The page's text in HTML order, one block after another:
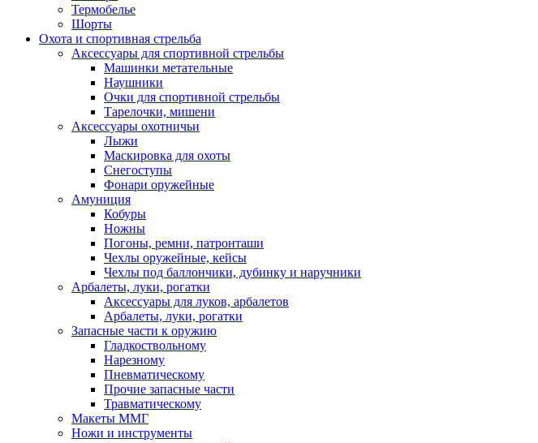
Термобелье
Шорты
Охота и спортивная стрельба
Аксессуары для спортивной стрельбы
Машинки метательные
Наушники
Очки для спортивной стрельбы
Тарелочки, мишени
Аксессуары охотничьи
Лыжи
Маскировка для охоты
Снегоступы
Фонари оружейные
Амуниция
Кобуры
Ножны
Погоны, ремни, патронташи
Чехлы оружейные, кейсы
Чехлы под баллончики, дубинку и наручники
Арбалеты, луки, рогатки
Аксессуары для луков, арбалетов
Арбалеты, луки, рогатки
Запасные части к оружию
Гладкоствольному
Нарезному
Пневматическому
Прочие запасные части
Травматическому
Макеты ММГ
Ножи и инструменты